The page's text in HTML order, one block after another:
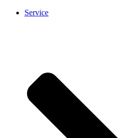
Service